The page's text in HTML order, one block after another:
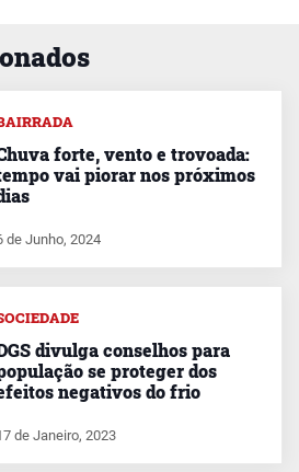
forte, vento e trovoada:
vai piorar nos próximos
de Junho, 2024
divulga conselhos para
se proteger dos
negativos do frio
de Janeiro, 2023